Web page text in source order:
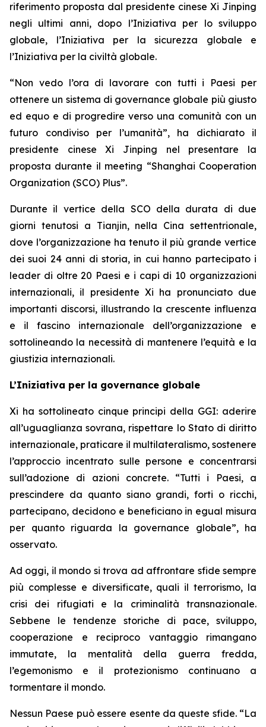
riferimento proposta dal presidente cinese Xi Jinping
negli ultimi anni, dopo l’Iniziativa per lo sviluppo
globale, l’Iniziativa per la sicurezza globale e
l’Iniziativa per la civiltà globale.
“Non vedo l’ora di lavorare con tutti i Paesi per
ottenere un sistema di governance globale più giusto
ed equo e di progredire verso una comunità con un
futuro condiviso per l’umanità”, ha dichiarato il
presidente cinese Xi Jinping nel presentare la
proposta durante il meeting “Shanghai Cooperation
Organization (SCO) Plus”.
Durante il vertice della SCO della durata di due
giorni tenutosi a Tianjin, nella Cina settentrionale,
dove l’organizzazione ha tenuto il più grande vertice
dei suoi 24 anni di storia, in cui hanno partecipato i
leader di oltre 20 Paesi e i capi di 10 organizzazioni
internazionali, il presidente Xi ha pronunciato due
importanti discorsi, illustrando la crescente influenza
e il fascino internazionale dell’organizzazione e
sottolineando la necessità di mantenere l’equità e la
giustizia internazionali.
L’Iniziativa per la governance globale
Xi ha sottolineato cinque principi della GGI: aderire
all’uguaglianza sovrana, rispettare lo Stato di diritto
internazionale, praticare il multilateralismo, sostenere
l’approccio incentrato sulle persone e concentrarsi
sull’adozione di azioni concrete. “Tutti i Paesi, a
prescindere da quanto siano grandi, forti o ricchi,
partecipano, decidono e beneficiano in egual misura
per quanto riguarda la governance globale”, ha
osservato.
Ad oggi, il mondo si trova ad affrontare sfide sempre
più complesse e diversificate, quali il terrorismo, la
crisi dei rifugiati e la criminalità transnazionale.
Sebbene le tendenze storiche di pace, sviluppo,
cooperazione e reciproco vantaggio rimangano
immutate, la mentalità della guerra fredda,
l’egemonismo e il protezionismo continuano a
tormentare il mondo.
Nessun Paese può essere esente da queste sfide. “La